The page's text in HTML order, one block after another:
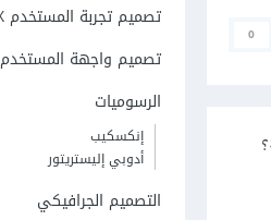
0
تصميم تجربة المستخدم UX
تصميم واجهة المستخدم UI
الرسوميات
إنكسكيب
أدوبي إليستريتور
التصميم الجرافيكي